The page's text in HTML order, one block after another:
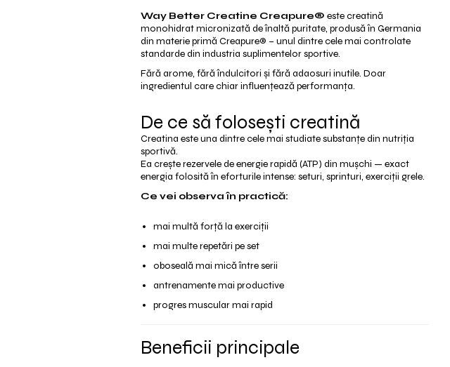
Way Better Creatine Creapure® este creatină
monohidrat micronizată de înaltă puritate, produsă în Germania
din materie primă Creapure® – unul dintre cele mai controlate
standarde din industria suplimentelor sportive.
Fără arome, fără îndulcitori și fără adaosuri inutile. Doar
ingredientul care chiar influențează performanța.
De ce să folosești creatină
Creatina este una dintre cele mai studiate substanțe din nutriția
sportivă.
Ea crește rezervele de energie rapidă (ATP) din mușchi — exact
energia folosită în eforturile intense: seturi, sprinturi, exerciții grele.
Ce vei observa în practică:
mai multă forță la exerciții
mai multe repetări pe set
oboseală mai mică între serii
antrenamente mai productive
progres muscular mai rapid
Beneficii principale